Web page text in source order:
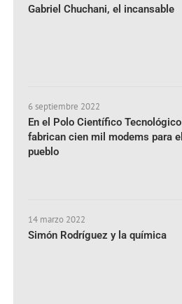
Gabriel Chuchani, el incansable
6 septiembre 2022
En el Polo Científico Tecnológico
fabrican cien mil modems para el
pueblo
14 marzo 2022
Simón Rodríguez y la química